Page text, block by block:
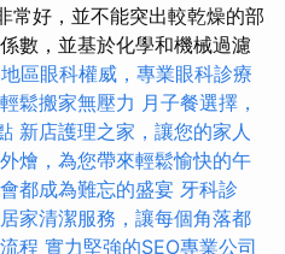
常好，並不能突出較乾燥的部
數，並基於化學和機械過濾
區眼科權威，專業眼科診療
鬆搬家無壓力 月子餐選擇，
新店護理之家，讓您的家人
燴，為您帶來輕鬆愉快的午
都成為難忘的盛宴 牙科診
居家清潔服務，讓每個角落都
程 實力堅強的SEO專業公司